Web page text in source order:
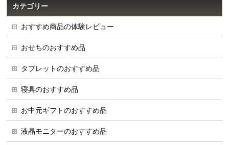
カテゴリー
おすすめ商品の体験レビュー
おせちのおすすめ品
タブレットのおすすめ品
寝具のおすすめ品
お中元ギフトのおすすめ品
液晶モニターのおすすめ品